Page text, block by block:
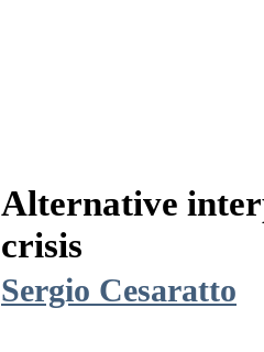
Alternative
crisis
Sergio Cesaratto